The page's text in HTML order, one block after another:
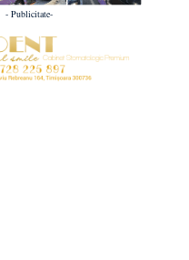
- Publicitate-